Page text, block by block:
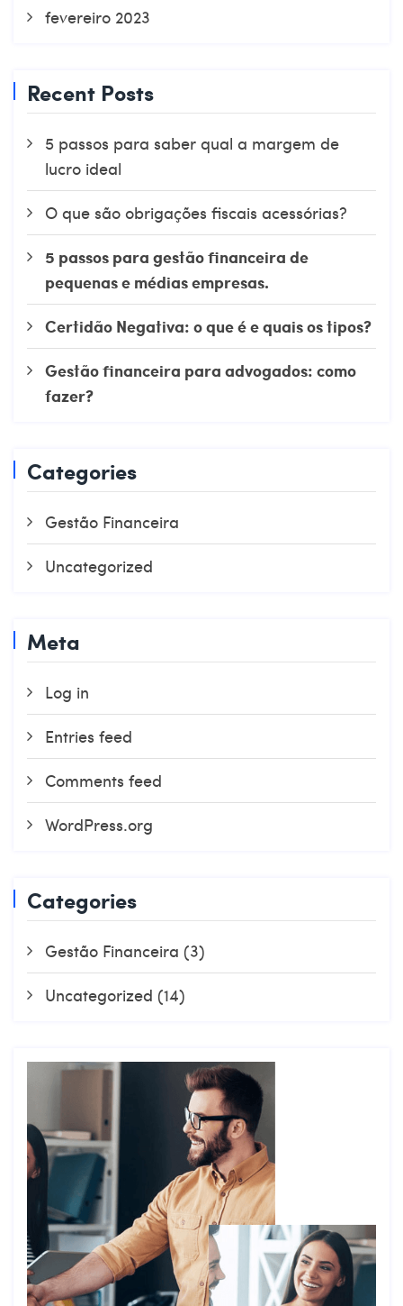
fevereiro 2023
Recent Posts
5 passos para saber qual a margem de
lucro ideal
O que são obrigações fiscais acessórias?
5 passos para gestão financeira de
pequenas e médias empresas.
Certidão Negativa: o que é e quais os tipos?
Gestão financeira para advogados: como
fazer?
Categories
Gestão Financeira
Uncategorized
Meta
Log in
Entries feed
Comments feed
WordPress.org
Categories
Gestão Financeira (3)
Uncategorized (14)